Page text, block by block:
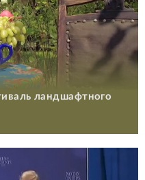
ландшафтного